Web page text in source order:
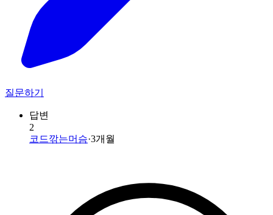
질문하기
답변
2
코드깎는머슴·3개월